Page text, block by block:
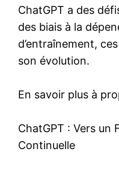
ChatGPT a des
des biais à la
d’entraînement,
son évolution.
En savoir plus à
ChatGPT : Vers un
Continuelle